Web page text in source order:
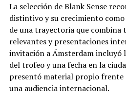
La selección de Blank Sense
distintivo y su crecimiento
de una trayectoria que combina
relevantes y presentaciones
invitación a Ámsterdam incluyó
del trofeo y una fecha en la
presentó material propio frente
una audiencia internacional.